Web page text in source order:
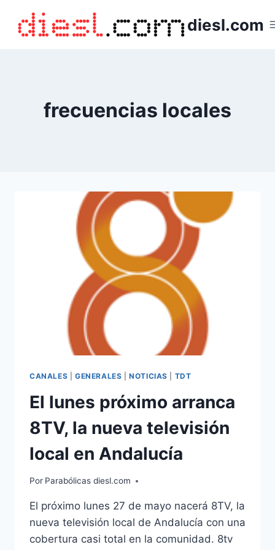
contenido
diesl.com
frecuencias locales
CANALES GENERALES |NOTICIAS TDT
El lunes próximo arranca
8TV, la nueva televisión
local en Andalucía
Por Parabólicas diesl.com
El próximo lunes 27 de mayo nacerá 8TV, la
nueva televisión local de Andalucía con una
cobertura casi total en la comunidad. 8tv